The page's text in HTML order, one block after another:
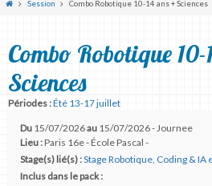
Session Combo Robotique 10-14 ans + Sciences
Combo Robotique 10-
Sciences
Périodes :Été 13-17 juillet
Du 15/07/2026au 15/07/2026 - Journee
Lieu :Paris 16e - École Pascal -
Stage(s) lié(s) :Stage Robotique, Coding & IA
Inclus dans le pack :